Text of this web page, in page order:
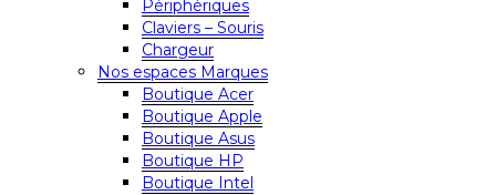
Périphériques
Claviers – Souris
Chargeur
Nos espaces Marques
Boutique Acer
Boutique Apple
Boutique Asus
Boutique HP
Boutique Intel